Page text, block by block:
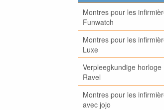
Montres pour les
Funwatch
Montres pour les
Luxe
Verpleegkundige horloge
Ravel
Montres pour les
avec jojo